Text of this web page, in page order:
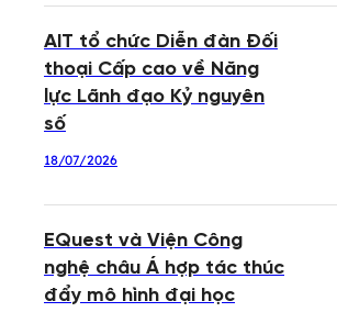
AIT tổ chức Diễn đàn Đối
thoại Cấp cao về Năng
lực Lãnh đạo Kỷ nguyên
số
18/07/2026
EQuest và Viện Công
nghệ châu Á hợp tác thúc
đẩy mô hình đại học